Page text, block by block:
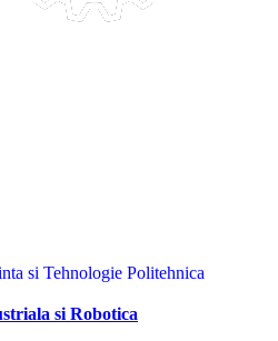
si Tehnologie Politehnica
si Robotica